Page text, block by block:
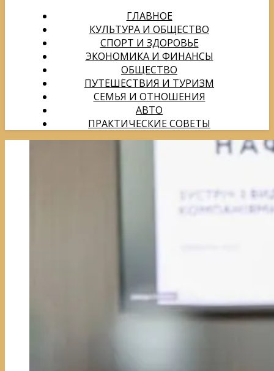
ГЛАВНОЕ
КУЛЬТУРА И ОБЩЕСТВО
СПОРТ И ЗДОРОВЬЕ
ЭКОНОМИКА И ФИНАНСЫ
ОБЩЕСТВО
ПУТЕШЕСТВИЯ И ТУРИЗМ
СЕМЬЯ И ОТНОШЕНИЯ
АВТО
ПРАКТИЧЕСКИЕ СОВЕТЫ